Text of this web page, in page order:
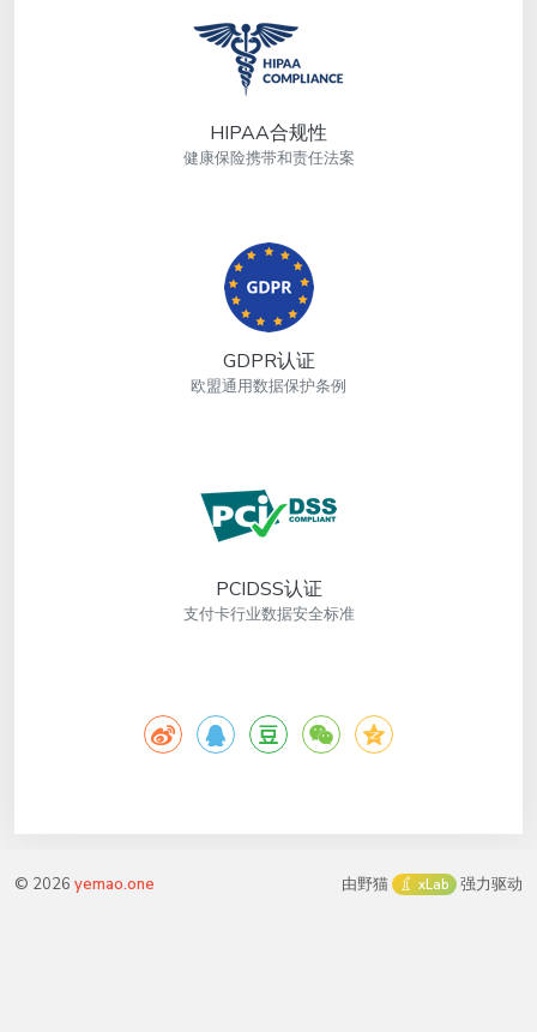
HIPAA合规性
健康保险携带和责任法案
GDPR认证
欧盟通用数据保护条例
PCIDSS认证
支付卡行业数据安全标准
由野猫 xLab 强力驱动
© 2026 yemao.one